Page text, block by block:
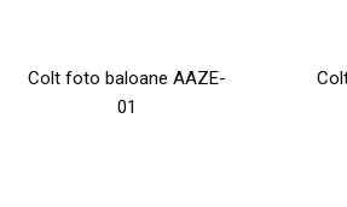
Colt foto baloane AAZE-
01